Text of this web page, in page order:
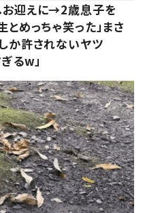
迎えに→2歳息子を
めっちゃ笑った」まさ
か許されないヤツ
るw」